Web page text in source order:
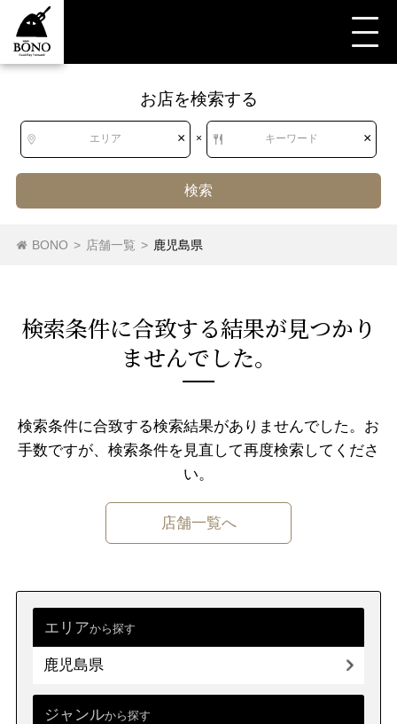
お店を検索する
エリア × × キーワード ×
検索
BONO > 店舗一覧 > 鹿児島県
エリアから探す
鹿児島県
すべて 鹿児島県
北海道 北海道
山形県 福島県
栃木県
山梨県 長野県 岐阜県
愛知県
兵庫県
中国 広島県
山口県
ジャンルから探す
すべて 和食 魚介料理・海鮮料理 あんこう
魚介料理・海鮮料理 ふぐ
検索条件に合致する結果が⾒つかり
ませんでした。
検索条件に合致する検索結果がありませんでした。 お
手数ですが、検索条件を⾒直して再度検索してくださ
い。
店舗一覧へ